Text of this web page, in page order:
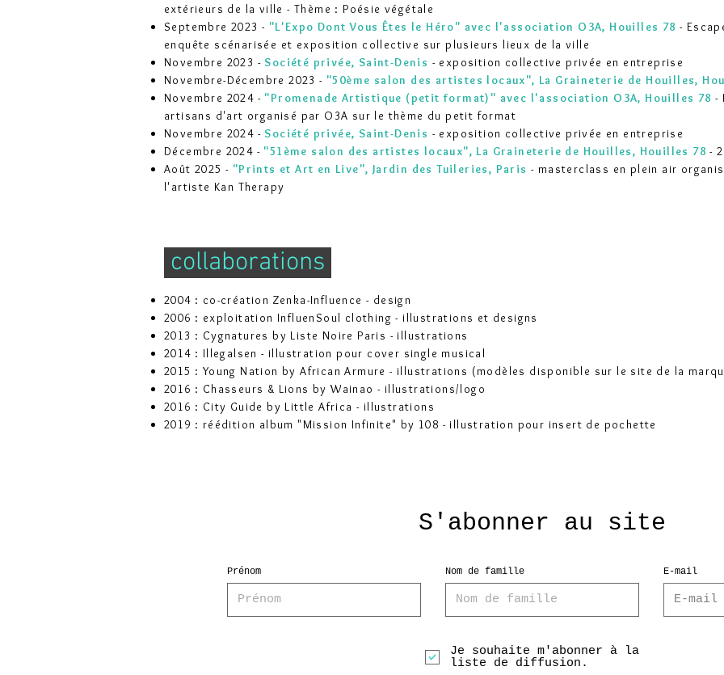
extérieurs de la ville - Thème : Poésie végétale
Septembre 2023 - "L'Expo Dont Vous Êtes le Héro" avec l'association O3A, Houilles 78 -
enquête scénarisée et exposition collective sur plusieurs lieux de la ville
Novembre 2023 - Société privée, Saint-Denis - exposition collective privée en entreprise
Novembre-Décembre 2023 - "50ème salon des artistes locaux", La Graineterie de Houilles,
Novembre 2024 - "Promenade Artistique (petit format)" avec l'association O3A, Houilles 78 -
artisans d'art organisé par O3A sur le thème du petit format
Novembre 2024 - Société privée, Saint-Denis - exposition collective privée en entreprise
Décembre 2024 - "51ème salon des artistes locaux", La Graineterie de Houilles, Houilles 78 -
Août 2025 - "Prints et Art en Live", Jardin des Tuileries, Paris- masterclass en plein air
l'artiste Kan Therapy
collaborations
2004 : co-création Zenka-Influence - design
2006 : exploitation InfluenSoul clothing - illustrations et designs
2013 : Cygnatures by Liste Noire Paris - illustrations
2014 : Illegalsen - illustration pour cover single musical
2015 : Young Nation by African Armure - illustrations (modèles disponible sur le site de la
2016 : Chasseurs & Lions by Wainao - illustrations/logo
2016 : City Guide by Little Africa - illustrations
2019 : réédition album "Mission Infinite" by 108 - illustration pour insert de pochette
S'abonner au site
Prénom Nom de famille E-mail
Je souhaite m'abonner à la
liste de diffusion.